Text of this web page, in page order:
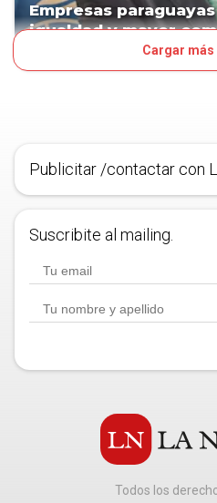
Empresas
igualdad y mayor
COLUMNISTAS FOCO
Cargar
Publicitar /contactar con
Suscribite al mailing.
Todos los